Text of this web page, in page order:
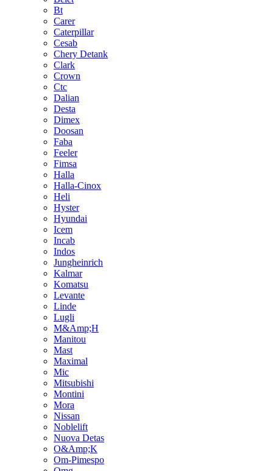
Bt
Carer
Caterpillar
Cesab
Chery Detank
Clark
Crown
Ctc
Dalian
Desta
Dimex
Doosan
Faba
Feeler
Fimsa
Halla
Halla-Cinox
Heli
Hyster
Hyundai
Icem
Incab
Indos
Jungheinrich
Kalmar
Komatsu
Levante
Linde
Lugli
M&Amp;H
Manitou
Mast
Maximal
Mic
Mitsubishi
Montini
Mora
Nissan
Noblelift
Nuova Detas
O&Amp;K
Om-Pimespo